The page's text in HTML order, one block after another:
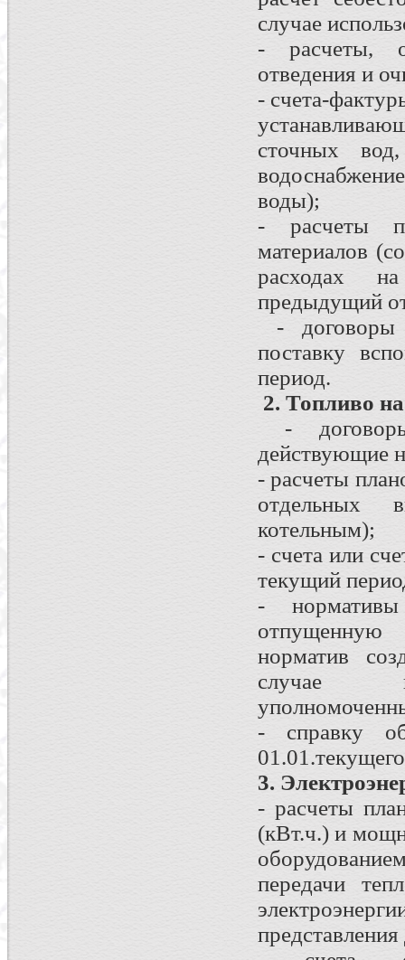
случае
- расчеты,
отведения и
- счета-
сточных
воды);
- расчеты
материалов
расходах
предыдущий
- договоры
поставку
период.
2. Топливо
-
действующие
- расчеты
отдельных
котельным);
- счета или
текущий
-
отпущенную
норматив
случае
- справку
3.
- расчеты
(кВт.ч.) и
передачи